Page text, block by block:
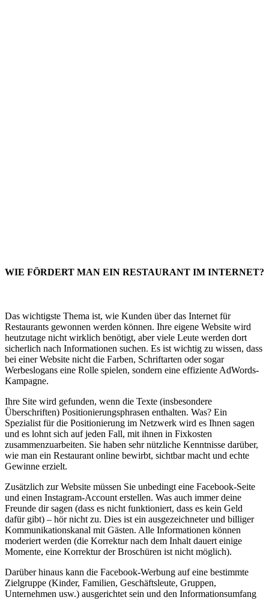
WIE FÖRDERT MAN EIN RESTAURANT IM INTERNET?
Das wichtigste Thema ist, wie Kunden über das Internet für
Restaurants gewonnen werden können. Ihre eigene Website wird
heutzutage nicht wirklich benötigt, aber viele Leute werden dort
sicherlich nach Informationen suchen. Es ist wichtig zu wissen, dass
bei einer Website nicht die Farben, Schriftarten oder sogar
Werbeslogans eine Rolle spielen, sondern eine effiziente AdWords-
Kampagne.
Ihre Site wird gefunden, wenn die Texte (insbesondere
Überschriften) Positionierungsphrasen enthalten. Was? Ein
Spezialist für die Positionierung im Netzwerk wird es Ihnen sagen
und es lohnt sich auf jeden Fall, mit ihnen in Fixkosten
zusammenzuarbeiten. Sie haben sehr nützliche Kenntnisse darüber,
wie man ein Restaurant online bewirbt, sichtbar macht und echte
Gewinne erzielt.
Zusätzlich zur Website müssen Sie unbedingt eine Facebook-Seite
und einen Instagram-Account erstellen. Was auch immer deine
Freunde dir sagen (dass es nicht funktioniert, dass es kein Geld
dafür gibt) – hör nicht zu. Dies ist ein ausgezeichneter und billiger
Kommunikationskanal mit Gästen. Alle Informationen können
moderiert werden (die Korrektur nach dem Inhalt dauert einige
Momente, eine Korrektur der Broschüren ist nicht möglich).
Darüber hinaus kann die Facebook-Werbung auf eine bestimmte
Zielgruppe (Kinder, Familien, Geschäftsleute, Gruppen,
Unternehmen usw.) ausgerichtet sein und den Informationsumfang